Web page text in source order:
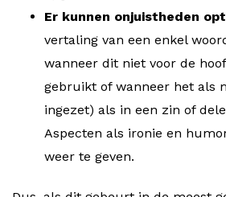
Er kunnen onjuistheden
vertaling van een enkel
wanneer dit niet voor de
gebruikt of wanneer het als
ingezet) als in een zin of
Aspecten als ironie en
weer te geven.